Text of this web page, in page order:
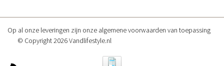
Op al onze leveringen zijn onze algemene voorwaarden van toepassing
© Copyright 2026 Vandlifestyle.nl